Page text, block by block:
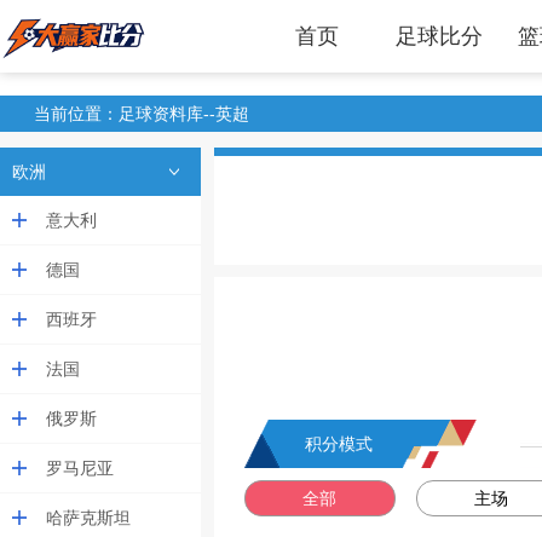
首页 足球比分
当前位置：足球资料库--英超
欧洲
意大利
德国
西班牙
法国
俄罗斯
罗马尼亚
哈萨克斯坦
积分模式
全部 主场